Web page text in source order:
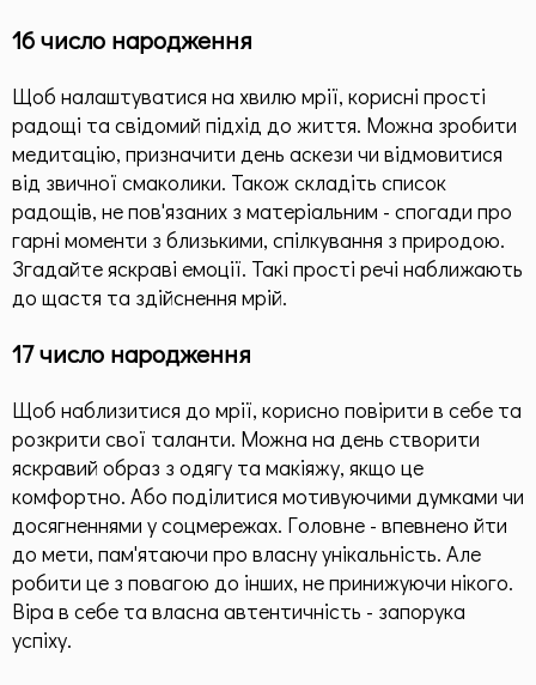
16 число народження
Щоб налаштуватися на хвилю мрії, корисні прості
радощі та свідомий підхід до життя. Можна зробити
медитацію, призначити день аскези чи відмовитися
від звичної смаколики. Також складіть список
радощів, не пов'язаних з матеріальним - спогади про
гарні моменти з близькими, спілкування з природою.
Згадайте яскраві емоції. Такі прості речі наближають
до щастя та здійснення мрій.
17 число народження
Щоб наблизитися до мрії, корисно повірити в себе та
розкрити свої таланти. Можна на день створити
яскравий образ з одягу та макіяжу, якщо це
комфортно. Або поділитися мотивуючими думками чи
досягненнями у соцмережах. Головне - впевнено йти
до мети, пам'ятаючи про власну унікальність. Але
робити це з повагою до інших, не принижуючи нікого.
Віра в себе та власна автентичність - запорука
успіху.